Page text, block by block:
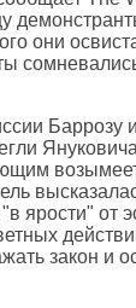
они
Баррозу
ярости" от
закон и